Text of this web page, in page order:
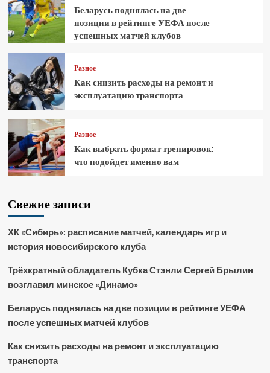
Беларусь поднялась на две
позиции в рейтинге УЕФА после
успешных матчей клубов
Разное
Как снизить расходы на ремонт и
эксплуатацию транспорта
Разное
Как выбрать формат тренировок:
что подойдет именно вам
Свежие записи
ХК «Сибирь»: расписание матчей, календарь игр и
история новосибирского клуба
Трёхкратный обладатель Кубка Стэнли Сергей Брылин
возглавил минское «Динамо»
Беларусь поднялась на две позиции в рейтинге УЕФА
после успешных матчей клубов
Как снизить расходы на ремонт и эксплуатацию
транспорта